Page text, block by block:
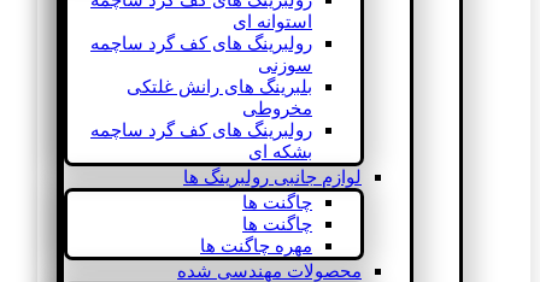
استوانه ای
رولبرینگ های کف گرد ساچمه
سوزنی
بلبرینگ های رانش غلتکی
مخروطی
رولبرینگ های کف گرد ساچمه
بشکه ای
لوازم جانبی رولبرینگ ها
چاگنت ها
چاگنت ها
مهره چاگنت ها
محصولات مهندسی شده